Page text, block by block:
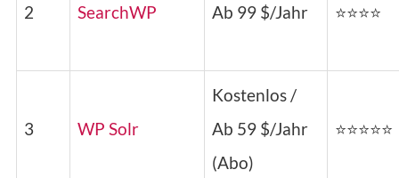
2 SearchWP Ab 99 $/Jahr ⭐⭐⭐⭐
3 WP Solr
Kostenlos /
Ab 59 $/Jahr
(Abo)
⭐⭐⭐⭐⭐